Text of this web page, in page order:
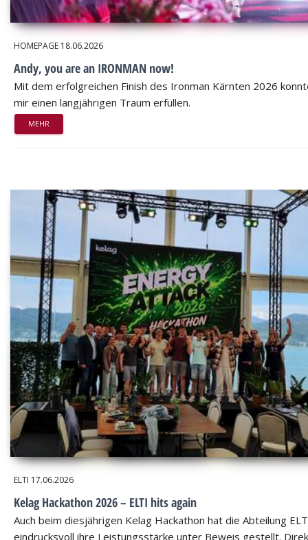
HOMEPAGE 18.06.2026
Andy, you are an IRONMAN now!
Mit dem erfolgreichen Finish des Ironman Kärnten 2026
mir einen langjährigen Traum erfüllen.
MEHR
ELTI 17.06.2026
Kelag Hackathon 2026 – ELTI hits again
Auch beim diesjährigen Kelag Hackathon hat die Abteilung
eindrucksvoll ihre Leistungsstärke unter Beweis gestellt.